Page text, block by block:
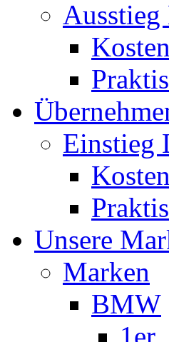
Ausstieg
Kosten
Einstieg
Unsere
Marken
BMW